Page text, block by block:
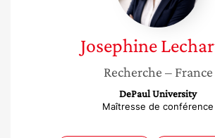
Josephine
Recherche – France
DePaul University
Maîtresse de conférence